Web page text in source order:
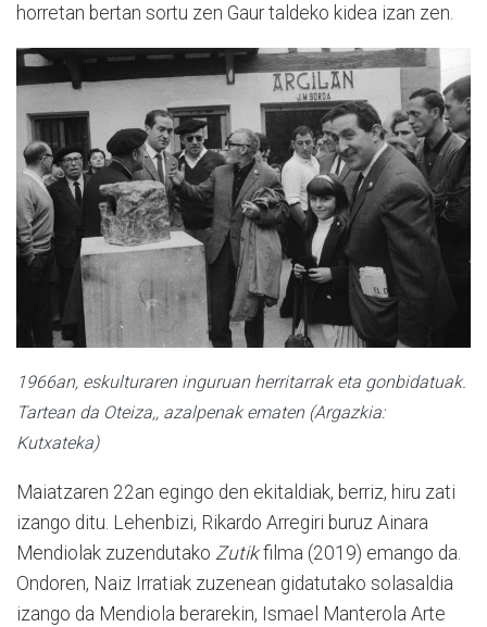
horretan bertan sortu zen Gaur taldeko kidea izan zen.
1966an, eskulturaren inguruan herritarrak eta gonbidatuak.
Tartean da Oteiza,, azalpenak ematen (Argazkia:
Kutxateka)
Maiatzaren 22an egingo den ekitaldiak, berriz, hiru zati
izango ditu. Lehenbizi, Rikardo Arregiri buruz Ainara
Mendiolak zuzendutako Zutikfilma (2019) emango da.
Ondoren, Naiz Irratiak zuzenean gidatutako solasaldia
izango da Mendiola berarekin, Ismael Manterola Arte